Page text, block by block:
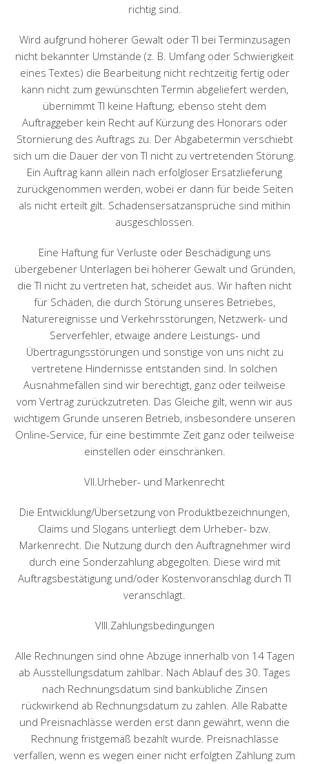
richtig sind.
Wird aufgrund höherer Gewalt oder TI bei Terminzusagen
nicht bekannter Umstände (z. B. Umfang oder Schwierigkeit
eines Textes) die Bearbeitung nicht rechtzeitig fertig oder
kann nicht zum gewünschten Termin abgeliefert werden,
übernimmt TI keine Haftung; ebenso steht dem
Auftraggeber kein Recht auf Kürzung des Honorars oder
Stornierung des Auftrags zu. Der Abgabetermin verschiebt
sich um die Dauer der von TI nicht zu vertretenden Störung.
Ein Auftrag kann allein nach erfolgloser Ersatzlieferung
zurückgenommen werden, wobei er dann für beide Seiten
als nicht erteilt gilt. Schadensersatzansprüche sind mithin
ausgeschlossen.
Eine Haftung für Verluste oder Beschädigung uns
übergebener Unterlagen bei höherer Gewalt und Gründen,
die TI nicht zu vertreten hat, scheidet aus. Wir haften nicht
für Schäden, die durch Störung unseres Betriebes,
Naturereignisse und Verkehrsstörungen, Netzwerk- und
Serverfehler, etwaige andere Leistungs- und
Übertragungsstörungen und sonstige von uns nicht zu
vertretene Hindernisse entstanden sind. In solchen
Ausnahmefällen sind wir berechtigt, ganz oder teilweise
vom Vertrag zurückzutreten. Das Gleiche gilt, wenn wir aus
wichtigem Grunde unseren Betrieb, insbesondere unseren
Online-Service, für eine bestimmte Zeit ganz oder teilweise
einstellen oder einschränken.
VII.Urheber- und Markenrecht
Die Entwicklung/Übersetzung von Produktbezeichnungen,
Claims und Slogans unterliegt dem Urheber- bzw.
Markenrecht. Die Nutzung durch den Auftragnehmer wird
durch eine Sonderzahlung abgegolten. Diese wird mit
Auftragsbestätigung und/oder Kostenvoranschlag durch TI
veranschlagt.
VIII.Zahlungsbedingungen
Alle Rechnungen sind ohne Abzüge innerhalb von 14 Tagen
ab Ausstellungsdatum zahlbar. Nach Ablauf des 30. Tages
nach Rechnungsdatum sind bankübliche Zinsen
rückwirkend ab Rechnungsdatum zu zahlen. Alle Rabatte
und Preisnachlässe werden erst dann gewährt, wenn die
Rechnung fristgemäß bezahlt wurde. Preisnachlässe
verfallen, wenn es wegen einer nicht erfolgten Zahlung zum